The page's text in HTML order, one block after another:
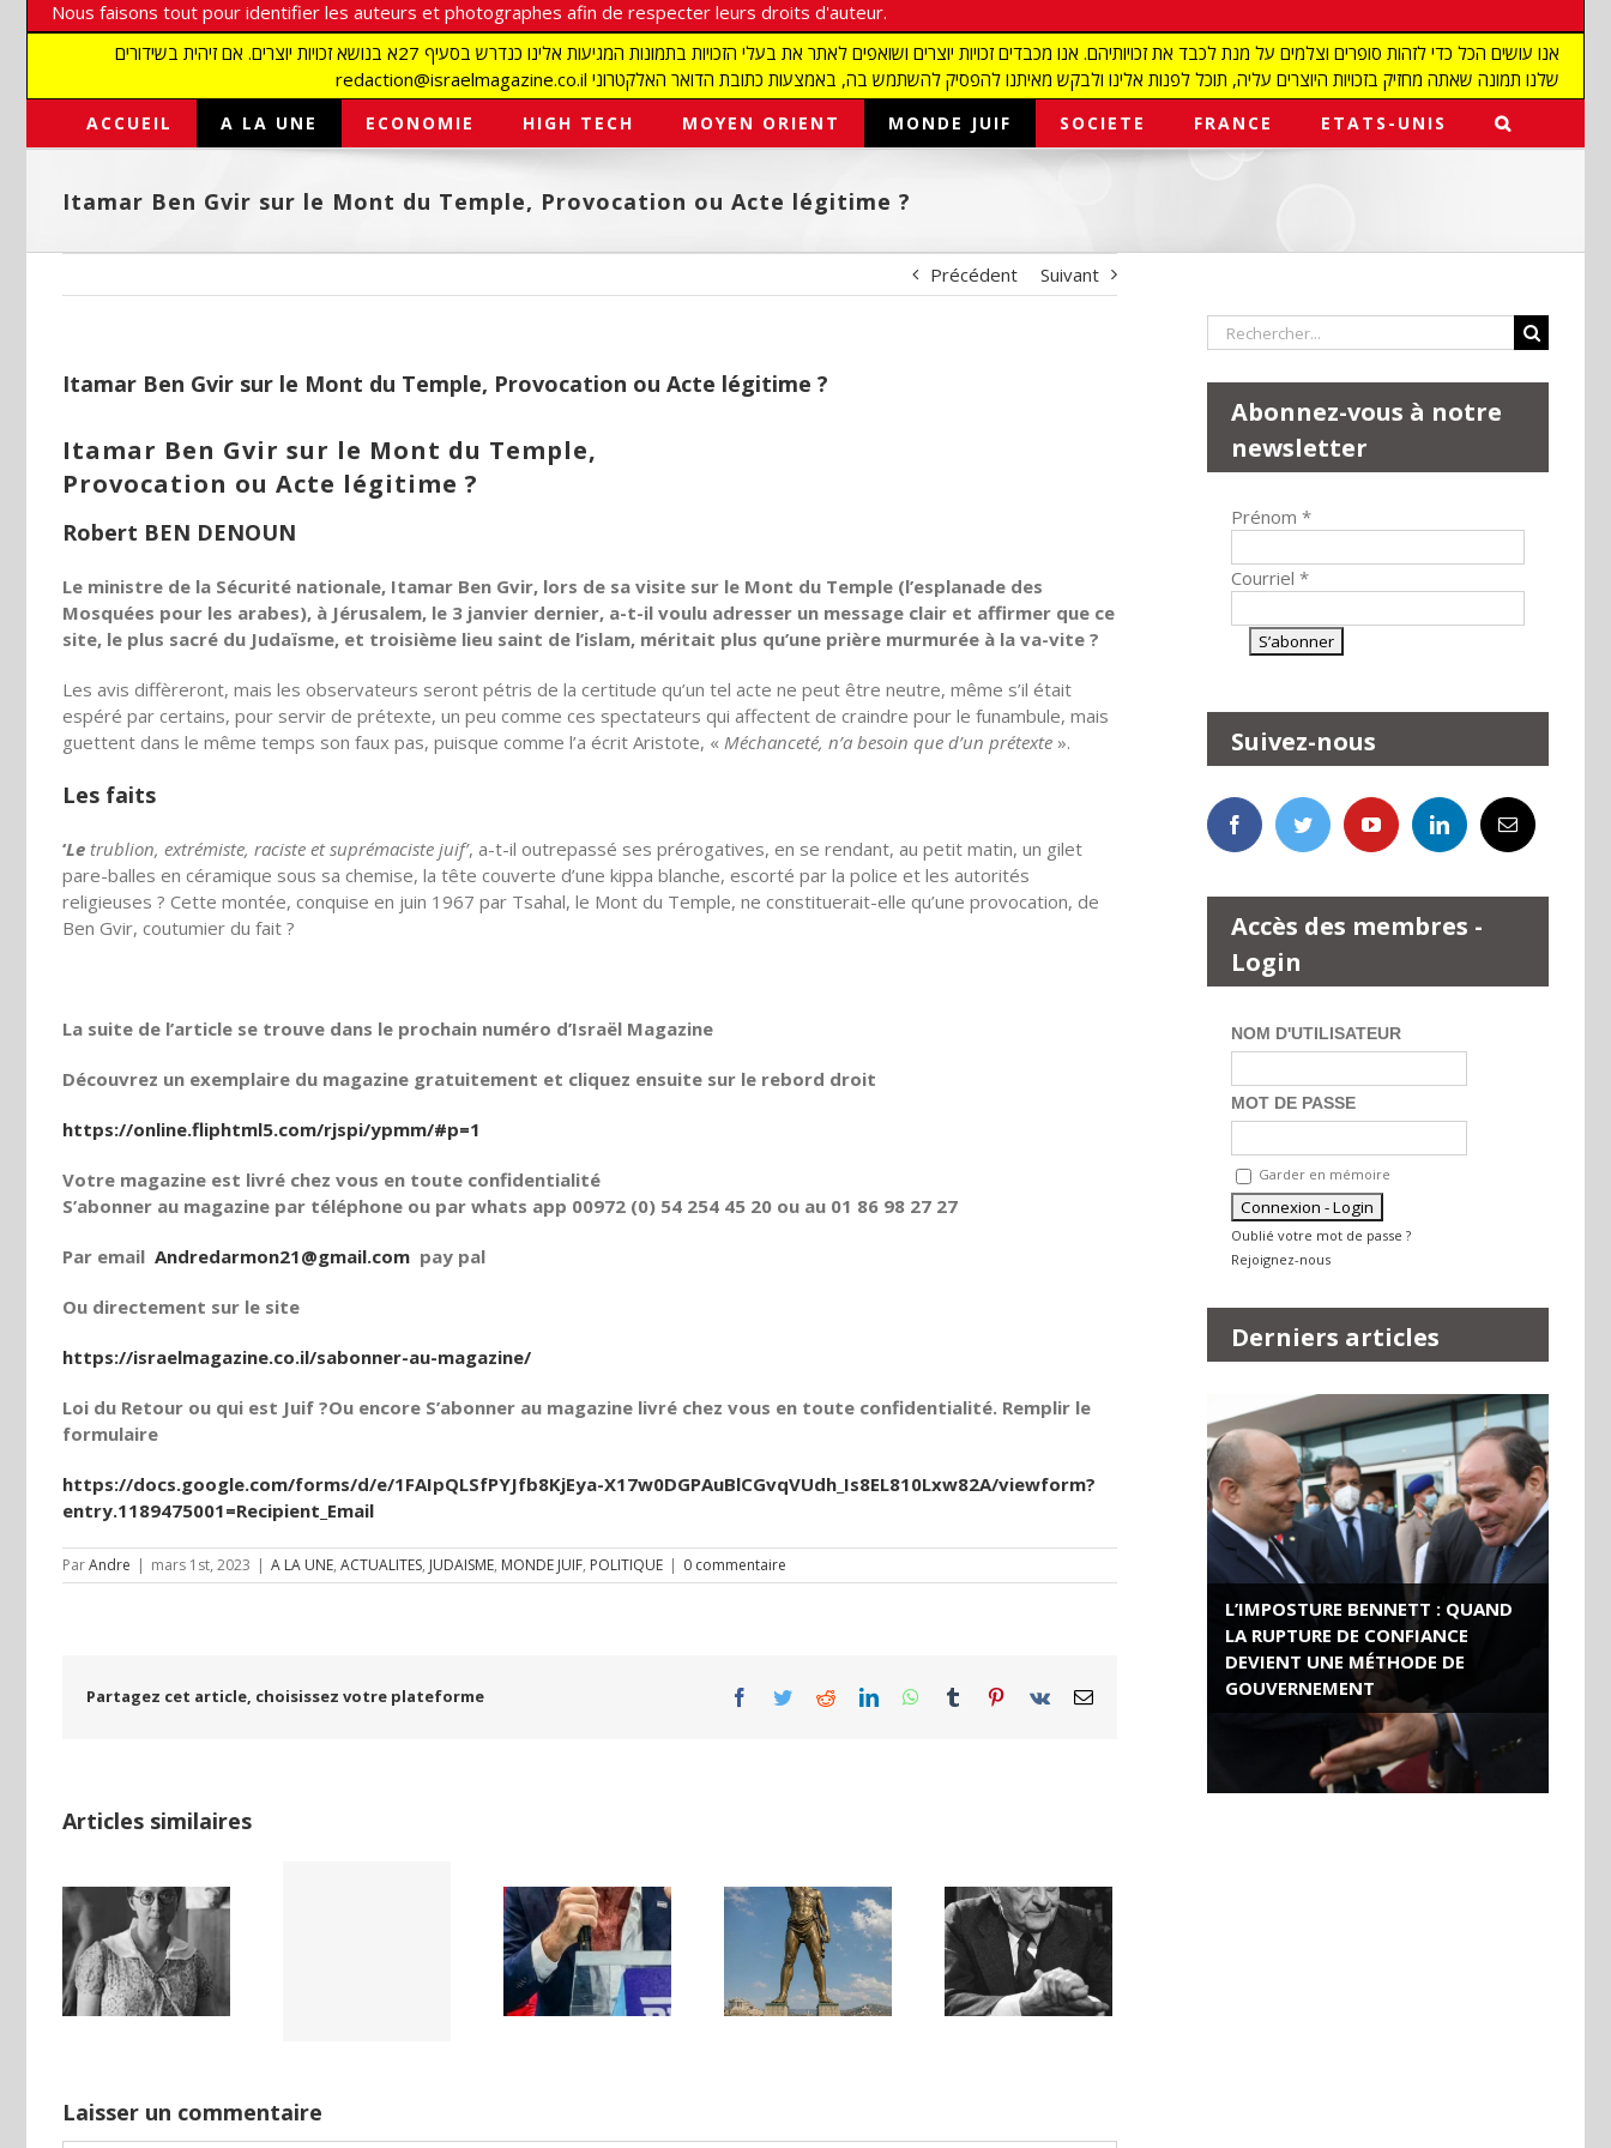
Nous faisons tout pour identifier les auteurs et photographes afin de respecter leurs droits d'auteur.
אנו עושים הכל כדי לזהות סופרים וצלמים על מנת לכבד את זכויותיהם. אנו מכבדים זכויות יוצרים ושואפים לאתר את בעלי הזכויות בתמונות המגיעות אלינו כנדרש בסעיף 27א בנושא זכויות יוצרים. אם זיהית בשידורים
redaction@israelmagazine.co.il שלנו תמונה שאתה מחזיק בזכויות היוצרים עליה, תוכל לפנות אלינו ולבקש מאיתנו להפסיק להשתמש בה, באמצעות כתובת הדואר האלקטרוני
ACCUEIL A LA UNE ECONOMIE HIGH TECH MOYEN ORIENT MONDE JUIF SOCIETE FRANCE ETATS-UNIS
Itamar Ben Gvir sur le Mont du Temple, Provocation ou Acte légitime ?
Précédent Suivant
Itamar Ben Gvir sur le Mont du Temple, Provocation ou Acte légitime ?
Itamar Ben Gvir sur le Mont du Temple,
Provocation ou Acte légitime ?
Robert BEN DENOUN
Le ministre de la Sécurité nationale, Itamar Ben Gvir, lors de sa visite sur le Mont du Temple (l’esplanade des
Mosquées pour les arabes), à Jérusalem, le 3 janvier dernier, a-t-il voulu adresser un message clair et affirmer que ce
site, le plus sacré du Judaïsme, et troisième lieu saint de l’islam, méritait plus qu’une prière murmurée à la va-vite ?
Les avis diffèreront, mais les observateurs seront pétris de la certitude qu’un tel acte ne peut être neutre, même s’il était
espéré par certains, pour servir de prétexte, un peu comme ces spectateurs qui affectent de craindre pour le funambule, mais
guettent dans le même temps son faux pas, puisque comme l’a écrit Aristote, « Méchanceté, n’a besoin que d’un prétexte ».
Les faits
‘Le trublion, extrémiste, raciste et suprémaciste juif’, a-t-il outrepassé ses prérogatives, en se rendant, au petit matin, un gilet
pare-balles en céramique sous sa chemise, la tête couverte d’une kippa blanche, escorté par la police et les autorités
religieuses ? Cette montée, conquise en juin 1967 par Tsahal, le Mont du Temple, ne constituerait-elle qu’une provocation, de
Ben Gvir, coutumier du fait ?
La suite de l’article se trouve dans le prochain numéro d’Israël Magazine
Découvrez un exemplaire du magazine gratuitement et cliquez ensuite sur le rebord droit
https://online.fliphtml5.com/rjspi/ypmm/#p=1
Votre magazine est livré chez vous en toute confidentialité
S’abonner au magazine par téléphone ou par whats app 00972 (0) 54 254 45 20 ou au 01 86 98 27 27
Par email Andredarmon21@gmail.com pay pal
Ou directement sur le site
https://israelmagazine.co.il/sabonner-au-magazine/
Loi du Retour ou qui est Juif ?Ou encore S’abonner au magazine livré chez vous en toute confidentialité. Remplir le
formulaire
https://docs.google.com/forms/d/e/1FAIpQLSfPYJfb8KjEya-X17w0DGPAuBlCGvqVUdh_Is8EL810Lxw82A/viewform?
entry.1189475001=Recipient_Email
ParAndre | mars 1st, 2023 | A LA UNE, ACTUALITES, JUDAISME, MONDE JUIF, POLITIQUE | 0 commentaire
Partagez cet article, choisissez votre plateforme Facebook
TwitterRedditLinkedInWhatsApp
Tumblr Pinterest
Vk Email
Articles similaires
Netflix Field of
Dreams (1989)
Ile de Rhodes ;
un foyer juif
déserté
Une lettre
inédite de
Malraux sur
l’État d’Israël |
PAR « LA REGLE
Laisser un commentaire
Rechercher:
Abonnez-vous à notre
newsletter
Prénom *
Courriel *
Suivez-nous
Accès des membres -
Login
NOM D'UTILISATEUR
MOT DE PASSE
Garder en mémoire
Oublié votre mot de passe ?
Rejoignez-nous
Derniers articles
L’IMPOSTURE BENNETT : QUAND
LA RUPTURE DE CONFIANCE
DEVIENT UNE MÉTHODE DE
GOUVERNEMENT
ROSE VALLAND, HEROÏNE DE LA
RESISTANCE FRANÇAISE